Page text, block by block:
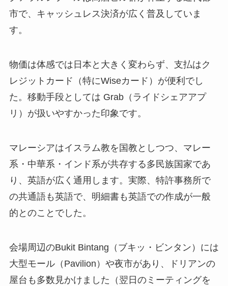
市で、キャッシュレス決済が広く普及していま
す。
物価は体感では日本と大きく変わらず、支払はク
レジットカード（特にWiseカード）が便利でし
た。移動手段としては Grab（ライドシェアアプ
リ）が扱いやすかった印象です。
マレーシアはイスラム教を国教としつつ、マレー
系・中華系・インド系が共存する多民族国家であ
り、英語が広く通用します。実際、特許事務所で
の共通語も英語で、明細書も英語での作成が一般
的とのことでした。
会場周辺のBukit Bintang（ブキッ・ビンタン）には
大型モール（Pavilion）や夜市があり、ドリアンの
屋台も多数見かけました（翌日のミーティングを